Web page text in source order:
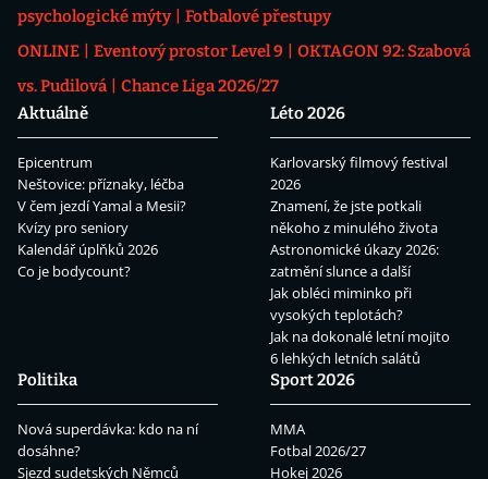
psychologické mýty
Fotbalové přestupy
ONLINE
Eventový prostor Level 9
OKTAGON 92: Szabová
vs. Pudilová
Chance Liga 2026/27
Aktuálně
Epicentrum
Neštovice: příznaky, léčba
V čem jezdí Yamal a Mesii?
Kvízy pro seniory
Kalendář úplňků 2026
Co je bodycount?
Léto 2026
Karlovarský filmový festival
2026
Znamení, že jste potkali
někoho z minulého života
Astronomické úkazy 2026:
zatmění slunce a další
Jak obléci miminko při
vysokých teplotách?
Jak na dokonalé letní mojito
6 lehkých letních salátů
Politika
Nová superdávka: kdo na ní
dosáhne?
Sjezd sudetských Němců
Sport 2026
MMA
Fotbal 2026/27
Hokej 2026